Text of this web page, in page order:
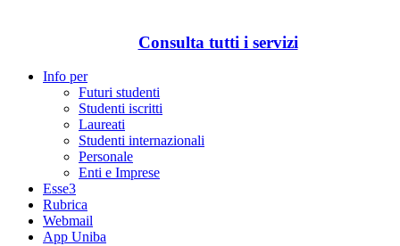
Consulta tutti i servizi
Info per
Futuri studenti
Studenti iscritti
Laureati
Studenti internazionali
Personale
Enti e Imprese
Esse3
Rubrica
Webmail
App Uniba